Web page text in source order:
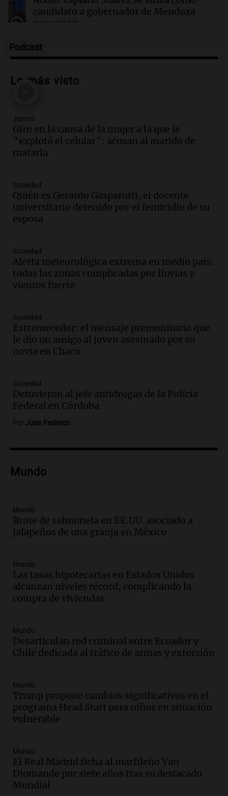
candidato a gobernador de Mendoza
para 2027
Episodios
Audio.Críticas a autoridades por cierre
temporal de nieve en la alta montaña
Audio.
Miguel de Tucumán solicitará informe
tras explosión mortal en edificio
Panorama Federal
Audio.
Miguel de Tucumán pide informe tras
explosión en edificio de Montiagudo
Panorama Federal
arrestar y agredir a una niña de 13 años
en Tucumán
Panorama Federal
Episodios
Valle con ráfagas de hasta 90 km/h y
causan daños
Panorama Federal
Episodios
dólares para infraestructura a través del
Proyecto Vicuña de minería
Noticias
Audio.Fuego en Córdoba: bomberos
Yacanto
Episodios
la ley de tierras
Noticias
Episodios
debe aceptar modificaciones en la ley de
tierras por falta de votos
Noticias
Episodios
fechas clave de 2023
Panorama Federal
Episodios
fentanilo: la justicia avanza tras
muertes de 90 personas
Noticias
Episodios
de viento fuertes en varias provincias
Noticias
Episodios
Podcast
Lo más visto
Juntos
Giro en la causa de la mujer a la que le
“explotó el celular”: acusan al marido de
matarla
Sociedad
Quién es Gerardo Gasparutti, el docente
universitario detenido por el femicidio de su
esposa
Sociedad
Alerta meteorológica extrema en medio país:
todas las zonas complicadas por lluvias y
vientos fuerte
Sociedad
Estremecedor: el mensaje premonitorio que
le dio un amigo al joven asesinado por su
novia en Chaco
Sociedad
Detuvieron al jefe antidrogas de la Policía
Federal en Córdoba
Por Juan Federico
Mundo
Mundo
Brote de salmonela en EE.UU. asociado a
jalapeños de una granja en México
Mundo
Las tasas hipotecarias en Estados Unidos
alcanzan niveles récord, complicando la
compra de viviendas
Mundo
Desarticulan red criminal entre Ecuador y
Chile dedicada al tráfico de armas y extorsión
Mundo
Trump propone cambios significativos en el
programa Head Start para niños en situación
vulnerable
Mundo
El Real Madrid ficha al marfileño Yan
Diomande por siete años tras su destacado
Mundial